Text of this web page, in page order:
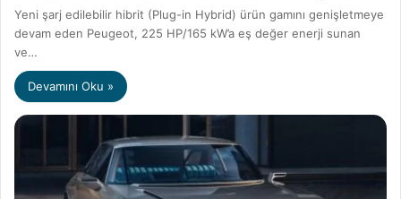
Yeni şarj edilebilir hibrit (Plug-in Hybrid) ürün gamını genişletmeye
devam eden Peugeot, 225 HP/165 kW’a eş değer enerji sunan
ve…
Devamını Oku »